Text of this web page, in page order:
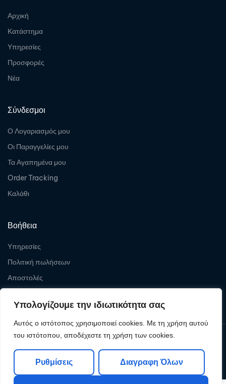
Υπολογίζουμε την ιδιωτικότητα σας
Αυτός ο ιστότοπος χρησιμοποιεί cookies. Με τη χρήση αυτού
του ιστότοπου, αποδέχεστε τη χρήση των cookies.
Ρυθμίσεις Διαγραφη Όλων
Αρχική
Κατάστημα
Υπηρεσίες
Προσφορές
Νέα
Σύνδεσμοι
Ο Λογαριασμός μου
Οι Παραγγελίες μου
Τα Αγαπημένα μου
Order Tracking
Καλάθι
Βοήθεια
Υπηρεσίες
Πολιτική πωλήσεων
Αποστολές
Copyright © 2026Levelcom| Powered by Levelcom